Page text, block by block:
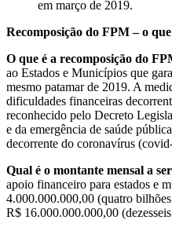
em março de 2019.
Recomposição do FPM – o
O que é a recomposição do
ao Estados e Municípios que
mesmo patamar de 2019. A
dificuldades financeiras
reconhecido pelo Decreto
e da emergência de saúde
decorrente do coronavírus
Qual é o montante mensal a
apoio financeiro para estados e
4.000.000.000,00 (quatro
R$ 16.000.000.000,00